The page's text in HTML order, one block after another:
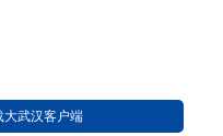
大武汉客户端